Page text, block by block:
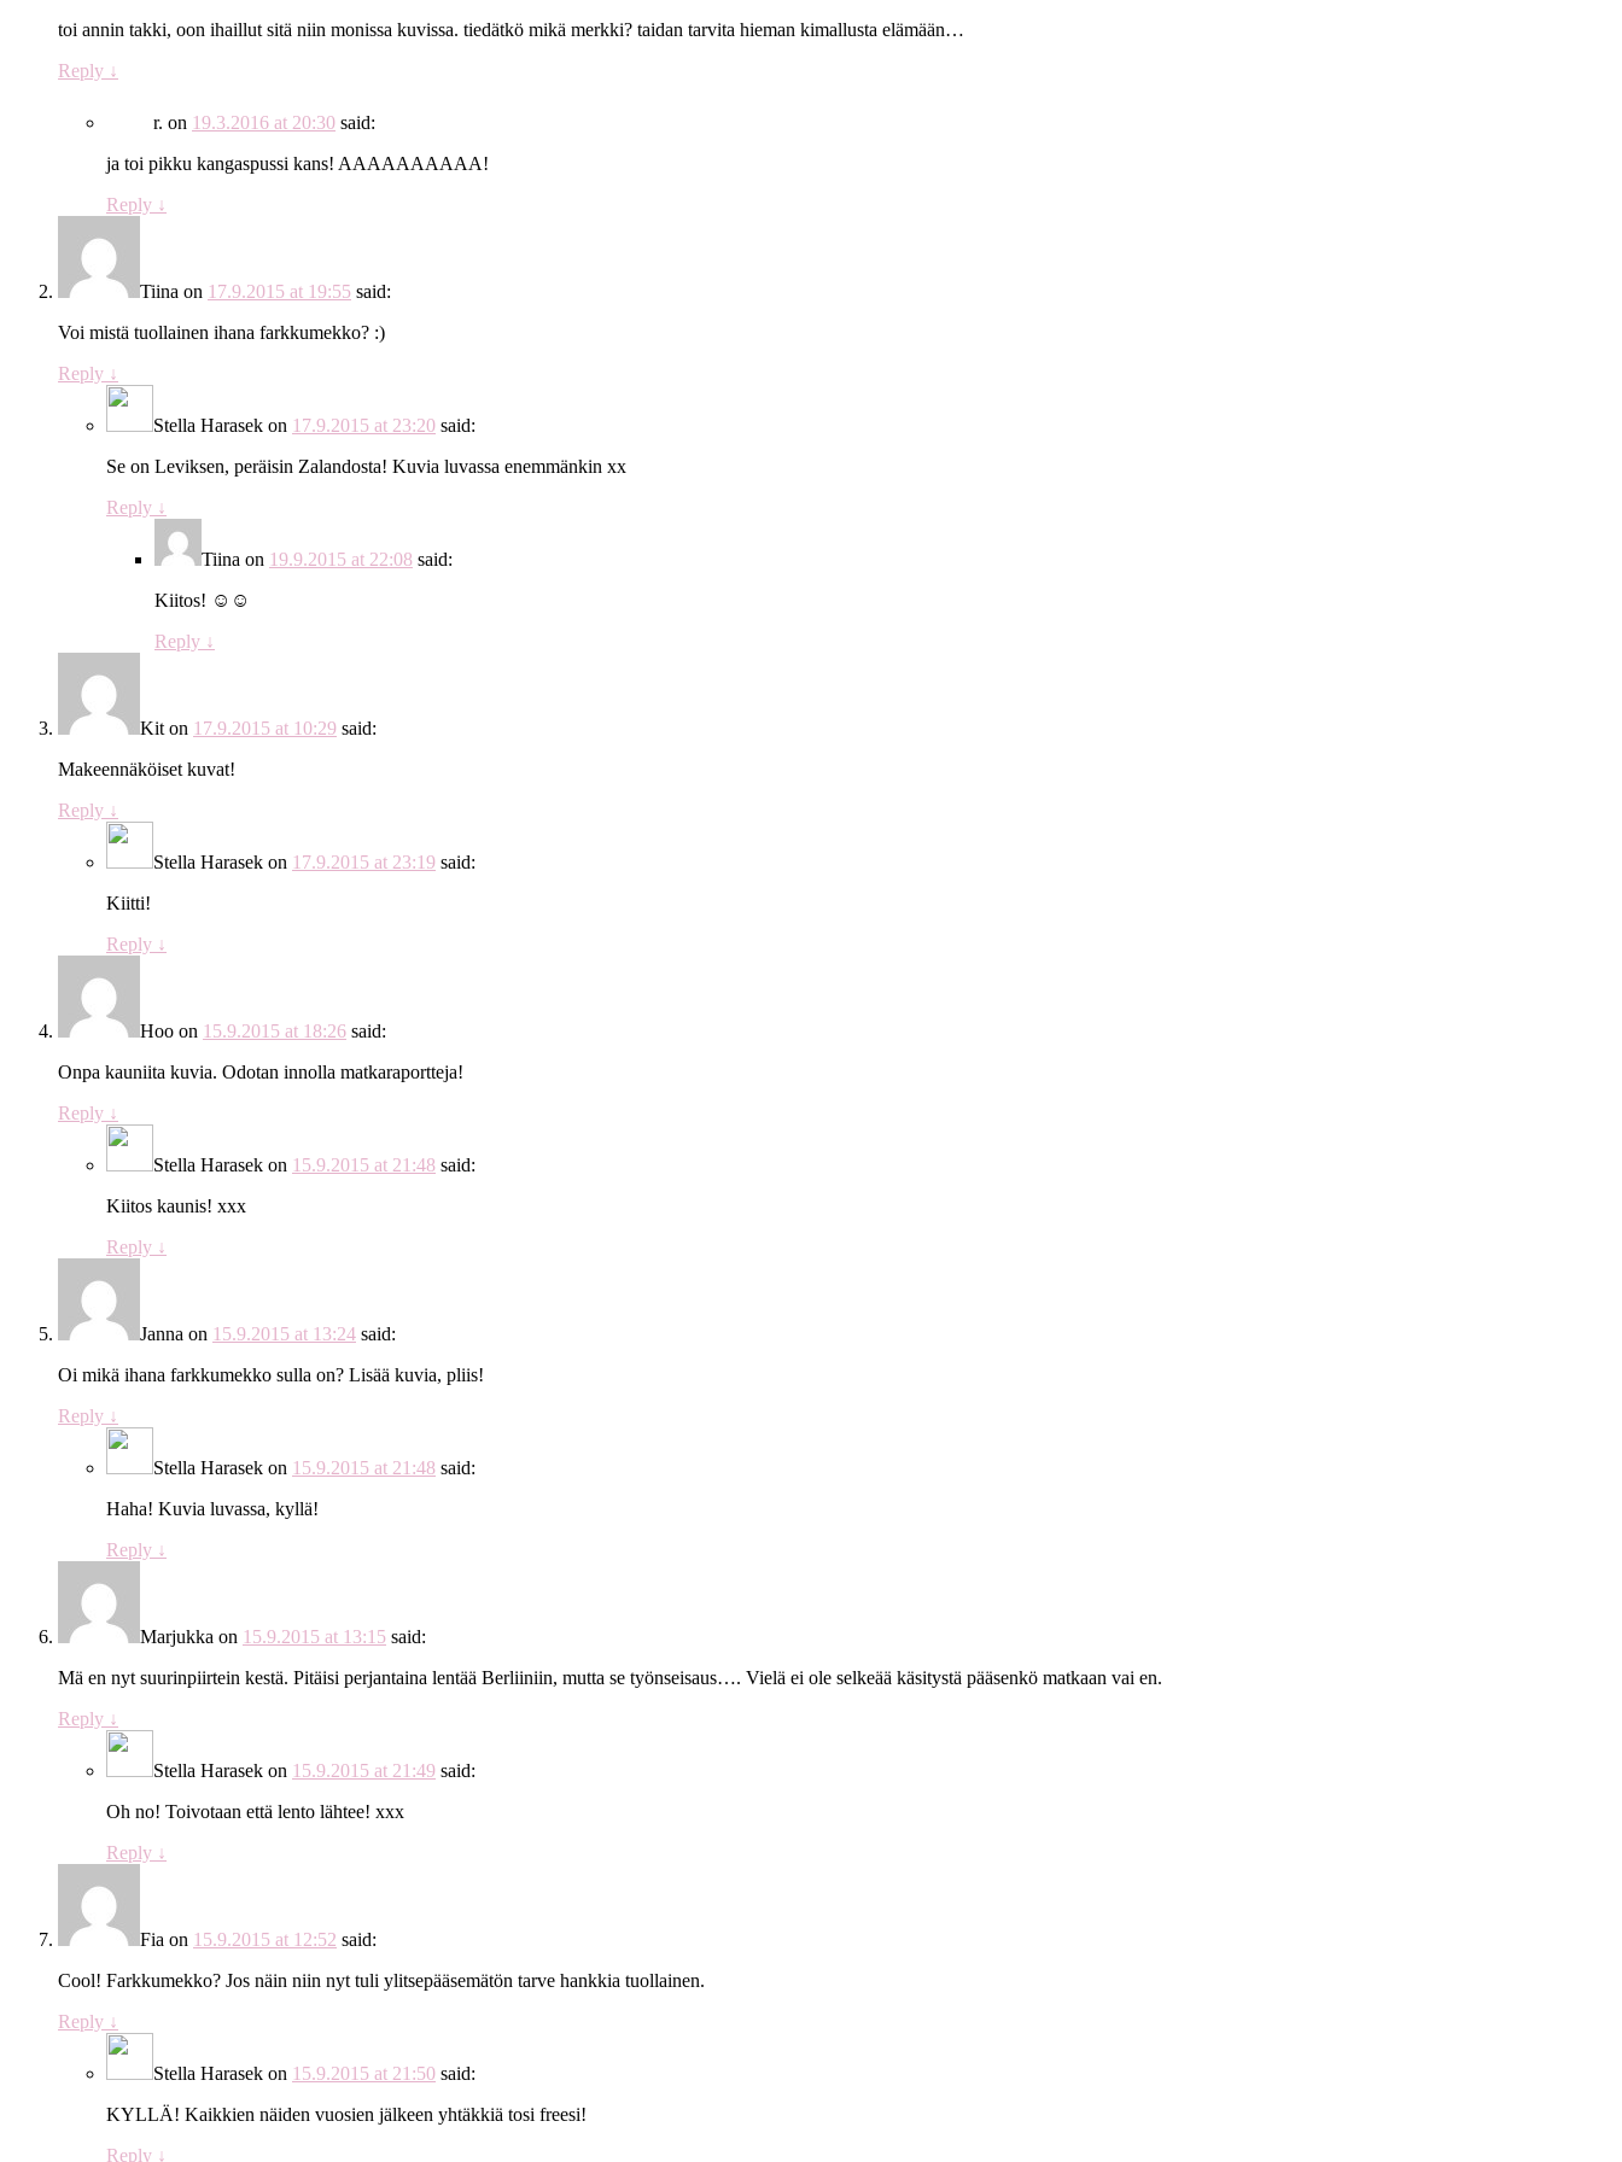
toi annin takki, oon ihaillut sitä niin monissa kuvissa. tiedätkö mikä merkki? taidan tarvita hieman kimallusta elämään…
Reply ↓
r. on 19.3.2016 at 20:30 said:
ja toi pikku kangaspussi kans! AAAAAAAAAA!
Reply ↓
Tiina on 17.9.2015 at 19:55 said:
Voi mistä tuollainen ihana farkkumekko? :)
Reply ↓
Stella Harasek on 17.9.2015 at 23:20 said:
Se on Leviksen, peräisin Zalandosta! Kuvia luvassa enemmänkin xx
Reply ↓
Tiina on 19.9.2015 at 22:08 said:
Kiitos! ☺️☺️
Reply ↓
Kit on 17.9.2015 at 10:29 said:
Makeennäköiset kuvat!
Reply ↓
Stella Harasek on 17.9.2015 at 23:19 said:
Kiitti!
Reply ↓
Hoo on 15.9.2015 at 18:26 said:
Onpa kauniita kuvia. Odotan innolla matkaraportteja!
Reply ↓
Stella Harasek on 15.9.2015 at 21:48 said:
Kiitos kaunis! xxx
Reply ↓
Janna on 15.9.2015 at 13:24 said:
Oi mikä ihana farkkumekko sulla on? Lisää kuvia, pliis!
Reply ↓
Stella Harasek on 15.9.2015 at 21:48 said:
Haha! Kuvia luvassa, kyllä!
Reply ↓
Marjukka on 15.9.2015 at 13:15 said:
Mä en nyt suurinpiirtein kestä. Pitäisi perjantaina lentää Berliiniin, mutta se työnseisaus…. Vielä ei ole selkeää käsitystä pääsenkö matkaan vai en.
Reply ↓
Stella Harasek on 15.9.2015 at 21:49 said:
Oh no! Toivotaan että lento lähtee! xxx
Reply ↓
Fia on 15.9.2015 at 12:52 said:
Cool! Farkkumekko? Jos näin niin nyt tuli ylitsepääsemätön tarve hankkia tuollainen.
Reply ↓
Stella Harasek on 15.9.2015 at 21:50 said:
KYLLÄ! Kaikkien näiden vuosien jälkeen yhtäkkiä tosi freesi!
Reply ↓